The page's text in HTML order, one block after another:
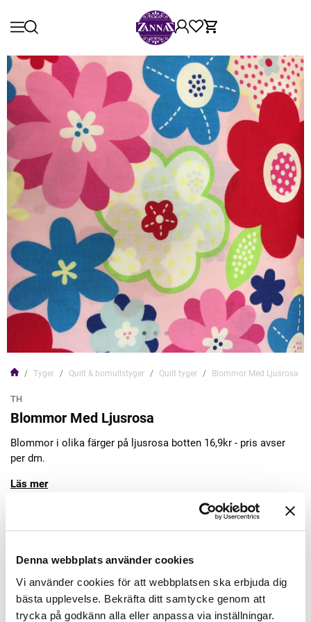
Denna webbplats använder cookies
Vi använder cookies för att webbplatsen ska erbjuda dig
bästa upplevelse. Bekräfta ditt samtycke genom att
trycka på godkänn alla eller anpassa via inställningar.
Tyger Quilt & bomullstyger Quilt tyger Blommor Med Ljusrosa
TH
Blommor Med Ljusrosa
Blommor i olika färger på ljusrosa botten 16,9kr - pris avser
per dm.
Läs mer
Lägg till varukorgen
Finns i lager